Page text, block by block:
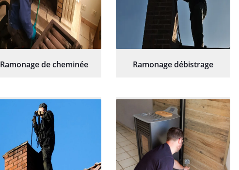
Ramonage de cheminée Ramonage débistrage